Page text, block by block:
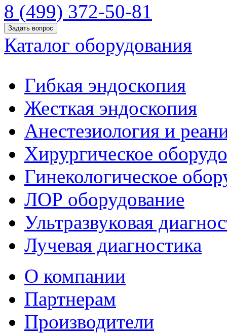
8 (499) 372-50-81
Задать вопрос
Каталог оборудования
Гибкая эндоскопия
Жесткая эндоскопия
Анестезиология и
Хирургическое
Гинекологическое
ЛОР оборудование
Ультразвуковая
Лучевая диагностика
О компании
Партнерам
Производители